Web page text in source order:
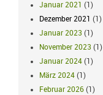
Januar 2021 (1)
Dezember 2021 (1)
Januar 2023 (1)
November 2023 (1)
Januar 2024 (1)
März 2024 (1)
Februar 2026 (1)